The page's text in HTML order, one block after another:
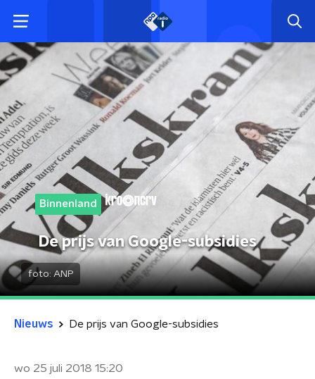
Binnenland
De prijs van Google-subsidies
foto: ANP
Nieuws De prijs van Google-subsidies
wo 25 juli 2018 15:20